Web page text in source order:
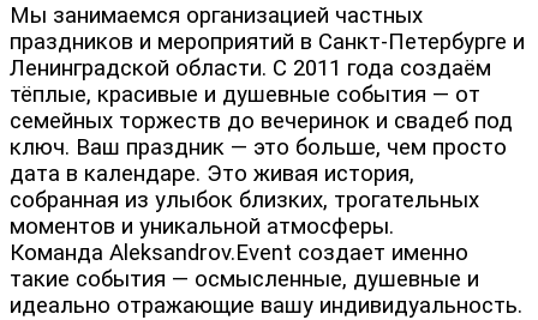
Мы занимаемся организацией частных
праздников и мероприятий в Санкт-Петербурге и
Ленинградской области. С 2011 года создаём
тёплые, красивые и душевные события — от
семейных торжеств до вечеринок и свадеб под
ключ. Ваш праздник — это больше, чем просто
дата в календаре. Это живая история,
собранная из улыбок близких, трогательных
моментов и уникальной атмосферы.
Команда Aleksandrov.Event создает именно
такие события — осмысленные, душевные и
идеально отражающие вашу индивидуальность.